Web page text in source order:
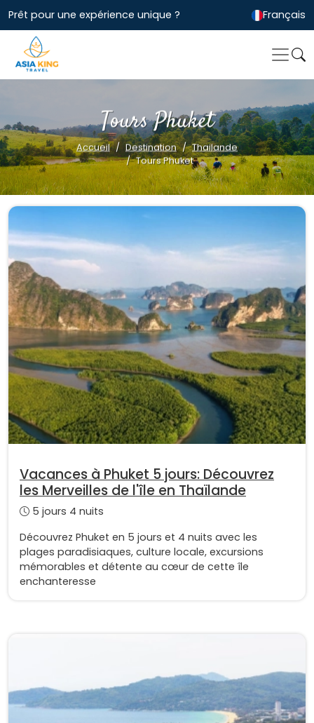
Prêt pour une expérience unique ? Français
Tours Phuket
Accueil Destination
Thailande
Tours Phuket
Vacances à Phuket 5 jours: Découvrez
les Merveilles de l'île en Thaïlande
5 jours 4 nuits
Découvrez Phuket en 5 jours et 4 nuits avec les
plages paradisiaques, culture locale, excursions
mémorables et détente au cœur de cette île
enchanteresse